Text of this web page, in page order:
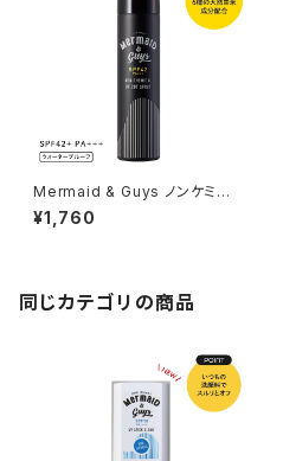
Mermaid & Guys ノンケミカ
ル UVカットスプレー
¥1,760
同じカテゴリの商品